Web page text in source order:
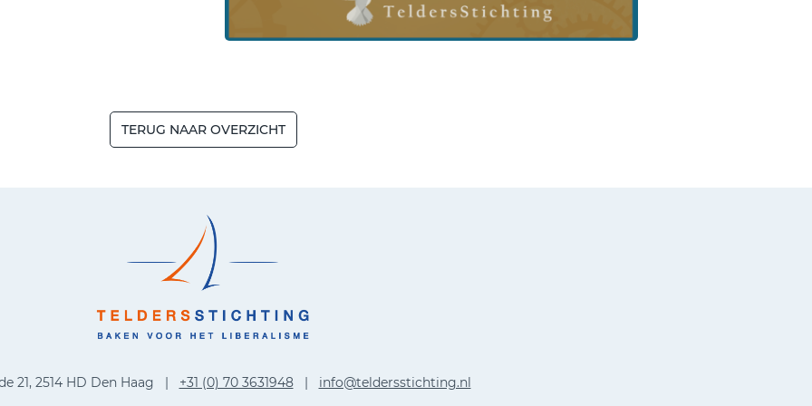
TERUG NAAR OVERZICHT
21, 2514 HD Den Haag | +31 (0) 70 3631948| info@teldersstichting.nl